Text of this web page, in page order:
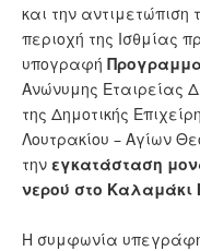
και την αντιμετώπιση
περιοχή της Ισθμίας
υπογραφή
Ανώνυμης Εταιρείας
της Δημοτικής
Λουτρακίου – Αγίων
την εγκατάσταση
νερού στο Καλαμάκι
Η συμφωνία υπεγράφη